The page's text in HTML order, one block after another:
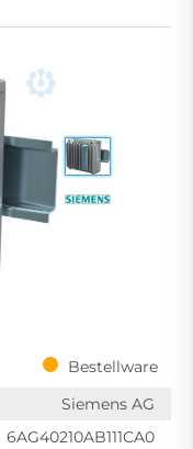
Bestellware
Siemens AG
6AG40210AB111CA0